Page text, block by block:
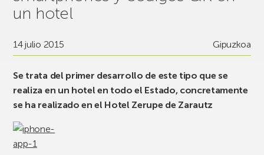
un hotel
14 julio 2015 Gipuzkoa
Se trata del primer desarrollo de este tipo que se
realiza en un hotel en todo el Estado, concretamente
se ha realizado en el Hotel Zerupe de Zarautz